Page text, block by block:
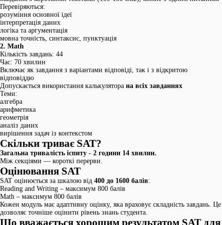
Перевіряються:
розуміння основної ідеї
інтерпретація даних
логіка та аргументація
мовна точність, синтаксис, пунктуація
2. Math
Кількість завдань: 44
Час: 70 хвилин
Включає як завдання з варіантами відповіді, так і з відкритою
відповіддю
Допускається використання калькулятора на всіх завданнях
Теми:
алгебра
арифметика
геометрія
аналіз даних
вирішення задач із контекстом
Скільки триває SAT?
Загальна тривалість іспиту - 2 години 14 хвилин.
Між секціями — короткі перерви.
Оцінювання SAT
SAT оцінюється за шкалою від 400 до 1600 балів:
Reading and Writing – максимум 800 балів
Math – максимум 800 балів
Кожен модуль має адаптивну оцінку, яка враховує складність завдань. Це
дозволяє точніше оцінити рівень знань студента.
Що вважається хорошим результатом SAT для